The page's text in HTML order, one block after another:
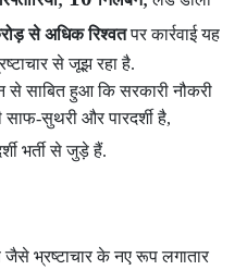
से अधिक रिश्वत पर कार्रवाई यह
से जूझ रहा है.
से साबित हुआ कि सरकारी नौकरी
सुथरी और पारदर्शी है,
भर्ती से जुड़े हैं.
जैसे भ्रष्टाचार के नए रूप लगातार